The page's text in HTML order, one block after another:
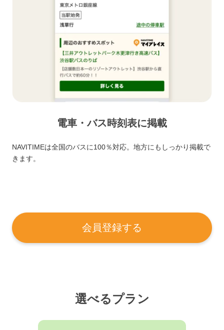
電車・バス時刻表に掲載
NAVITIMEは全国のバスに100％対応。地方にもしっかり掲載で
きます。
会員登録する
選べるプラン